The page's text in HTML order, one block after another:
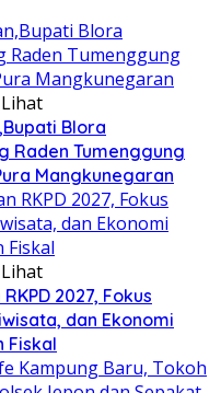
Blora
Raden Tumenggung
Mangkunegaran
2027, Fokus
dan Ekonomi
Fiskal